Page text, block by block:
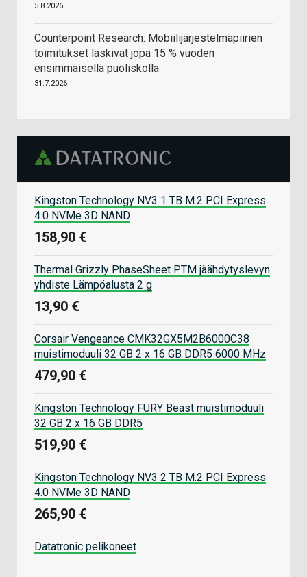
5.8.2026
Counterpoint Research: Mobiilijärjestelmäpiirien
toimitukset laskivat jopa 15 % vuoden
ensimmäisellä puoliskolla
31.7.2026
Kingston Technology NV3 1 TB M.2 PCI Express
4.0 NVMe 3D NAND
158,90 €
Thermal Grizzly PhaseSheet PTM jäähdytyslevyn
yhdiste Lämpöalusta 2 g
13,90 €
Corsair Vengeance CMK32GX5M2B6000C38
muistimoduuli 32 GB 2 x 16 GB DDR5 6000 MHz
479,90 €
Kingston Technology FURY Beast muistimoduuli
32 GB 2 x 16 GB DDR5
519,90 €
Kingston Technology NV3 2 TB M.2 PCI Express
4.0 NVMe 3D NAND
265,90 €
Datatronic pelikoneet